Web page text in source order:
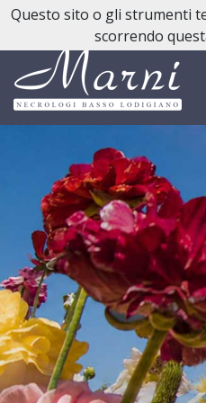
Reperibilità H24: 0377 43
Questo sito o gli strumenti
scorrendo